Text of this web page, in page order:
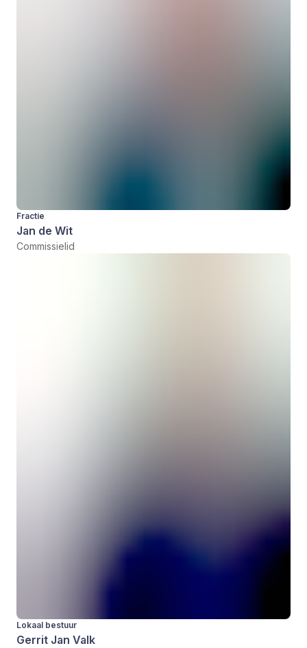
Fractie
Jan de Wit
Commissielid
Lokaal bestuur
Gerrit Jan Valk